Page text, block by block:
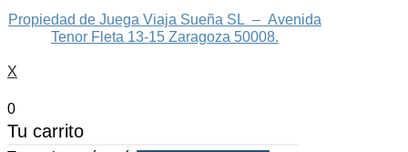
Propiedad de Juega Viaja Sueña SL – Avenida
Tenor Fleta 13-15 Zaragoza 50008.
X
0
Tu carrito